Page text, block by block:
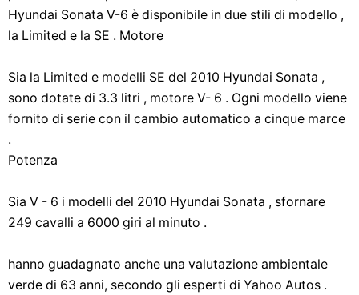
Hyundai Sonata V-6 è disponibile in due stili di modello ,
la Limited e la SE . Motore
Sia la Limited e modelli SE del 2010 Hyundai Sonata ,
sono dotate di 3.3 litri , motore V- 6 . Ogni modello viene
fornito di serie con il cambio automatico a cinque marce
.
Potenza
Sia V - 6 i modelli del 2010 Hyundai Sonata , sfornare
249 cavalli a 6000 giri al minuto .
hanno guadagnato anche una valutazione ambientale
verde di 63 anni, secondo gli esperti di Yahoo Autos .